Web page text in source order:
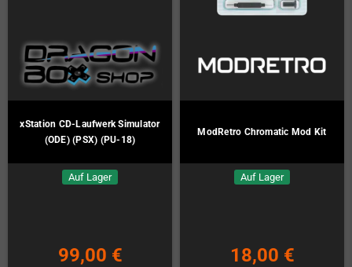
xStation CD-Laufwerk Simulator
(ODE) (PSX) (PU-18)
Auf Lager
99,00 €
ModRetro Chromatic Mod Kit
Auf Lager
18,00 €